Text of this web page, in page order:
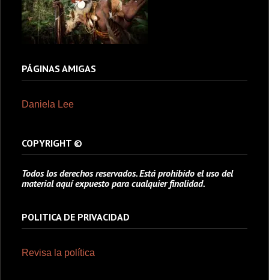
PÁGINAS AMIGAS
Daniela Lee
COPYRIGHT ©
Todos los derechos reservados. Está prohibido el uso del
material aquí expuesto para cualquier finalidad.
POLITICA DE PRIVACIDAD
Revisa la política